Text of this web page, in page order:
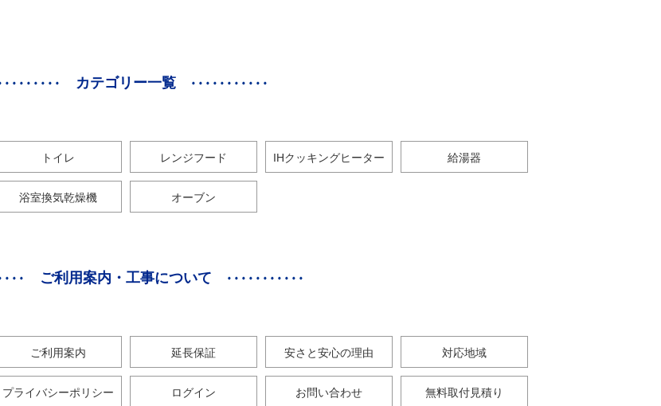
販
不
個
カテゴリー一覧
トイレ レンジフード IHクッキングヒーター 給湯器
浴室換気乾燥機 オーブン
ご利用案内・工事について
ご利用案内 延長保証 安さと安心の理由 対応地域
プライバシーポリシー ログイン お問い合わせ 無料取付見積り